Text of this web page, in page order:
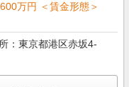
万円 ＜賃金形態＞
：東京都港区赤坂4-